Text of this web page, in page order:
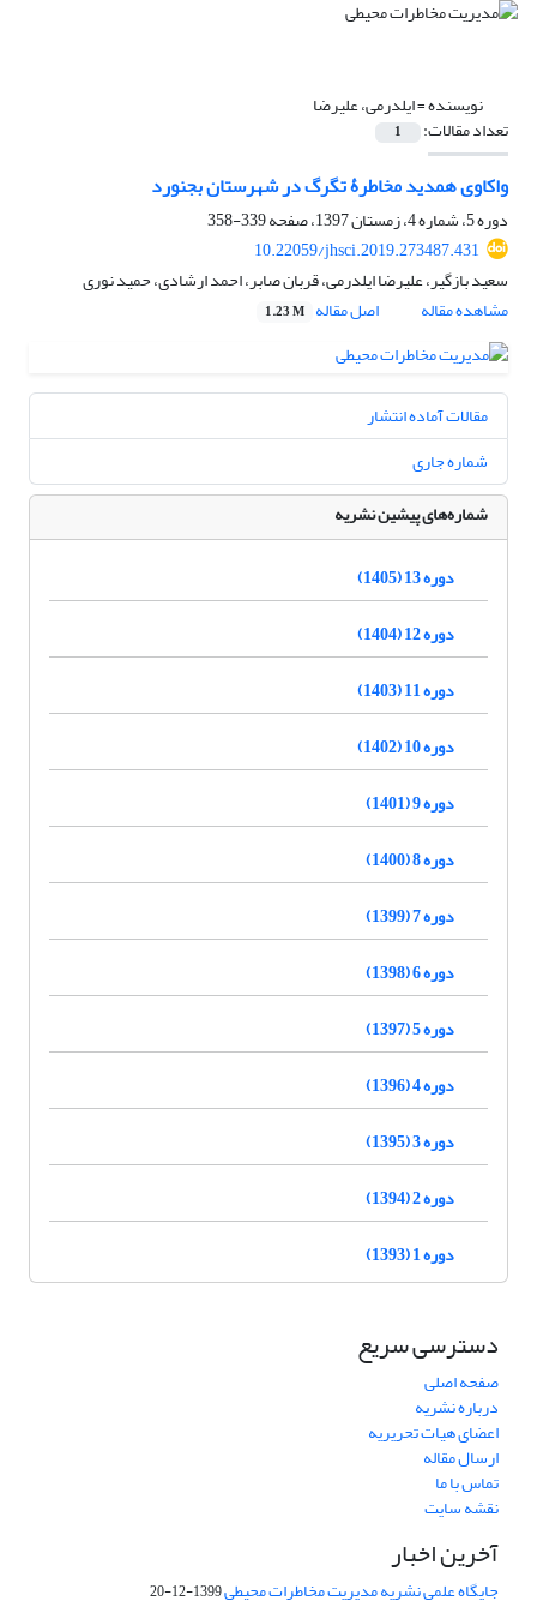
نویسنده =ایلدرمی، علیرضا
تعداد مقالات: 1
واکاوی همدید مخاطرۀ تگرگ در شهرستان بجنورد
دوره 5، شماره 4، زمستان 1397، صفحه
339-358
10.22059/jhsci.2019.273487.431
سعید بازگیر، علیرضا ایلدرمی، قربان صابر، احمد ارشادی، حمید نوری
مشاهده مقاله
اصل مقاله 1.23 M
مقالات آماده انتشار
شماره جاری
شماره‌های پیشین نشریه
دوره 13 (1405)
دوره 12 (1404)
دوره 11 (1403)
دوره 10 (1402)
دوره 9 (1401)
دوره 8 (1400)
دوره 7 (1399)
دوره 6 (1398)
دوره 5 (1397)
دوره 4 (1396)
دوره 3 (1395)
دوره 2 (1394)
دوره 1 (1393)
دسترسی سریع
صفحه اصلی
درباره نشریه
اعضای هیات تحریریه
ارسال مقاله
تماس با ما
نقشه سایت
آخرین اخبار
جایگاه علمی نشریه مدیریت مخاطرات محیطی1399-12-20